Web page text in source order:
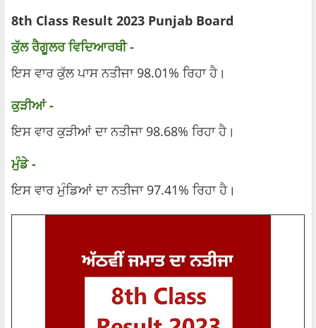
8th Class Result 2023 Punjab Board
ਕੁੱਲ ਰੈਗੂਲਰ ਵਿਦਿਆਰਥੀ -
ਇਸ ਵਾਰ ਕੁੱਲ ਪਾਸ ਨਤੀਜਾ 98.01% ਰਿਹਾ ਹੈ।
ਕੁੜੀਆਂ -
ਇਸ ਵਾਰ ਕੁੜੀਆਂ ਦਾ ਨਤੀਜਾ 98.68% ਰਿਹਾ ਹੈ।
ਮੁੰਡੇ -
ਇਸ ਵਾਰ ਮੁੰਡਿਆਂ ਦਾ ਨਤੀਜਾ 97.41% ਰਿਹਾ ਹੈ।